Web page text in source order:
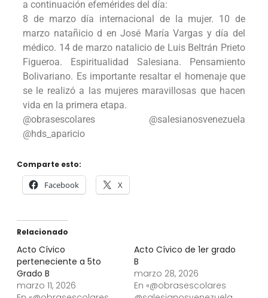
a continuación efemérides del día:
8 de marzo día internacional de la mujer. 10 de
marzo natañicio d en José María Vargas y día del
médico. 14 de marzo natalicio de Luis Beltrán Prieto
Figueroa. Espiritualidad Salesiana. Pensamiento
Bolivariano. Es importante resaltar el homenaje que
se le realizó a las mujeres maravillosas que hacen
vida en la primera etapa.
@obrasescolares @salesianosvenezuela
@hds_aparicio
Comparte esto:
Facebook X
Relacionado
Acto Cívico
perteneciente a 5to
Grado B
marzo 11, 2026
Acto Cívico de 1er grado
B
marzo 28, 2026
En «@obrasescolares